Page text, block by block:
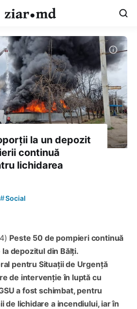
la un depozit
continuă
lichidarea
#Social
Peste 50 de pompieri continuă
depozitul din Bălți.
pentru Situații de Urgență
de intervenție în luptă cu
a fost schimbat, pentru
de lichidare a incendiului, iar în